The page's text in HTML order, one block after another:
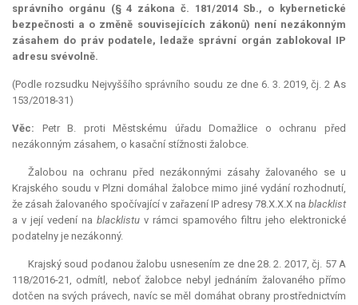
správního orgánu (§ 4 zákona č. 181/2014 Sb., o kybernetické
bezpečnosti a o změně souvisejících zákonů) není nezákonným
zásahem do práv podatele, ledaže správní orgán zablokoval IP
adresu svévolně.
(Podle rozsudku Nejvyššího správního soudu ze dne 6. 3. 2019, čj. 2 As
153/2018-31)
Věc: Petr B. proti Městskému úřadu Domažlice o ochranu před
nezákonným zásahem, o kasační stížnosti žalobce.
Žalobou na ochranu před nezákonnými zásahy žalovaného se u
Krajského soudu v Plzni domáhal žalobce mimo jiné vydání rozhodnutí,
že zásah žalovaného spočívající v zařazení IP adresy 78.X.X.X na blacklist
a v její vedení na blacklistu v rámci spamového filtru jeho elektronické
podatelny je nezákonný.
Krajský soud podanou žalobu usnesením ze dne 28. 2. 2017, čj. 57 A
118/2016-21, odmítl, neboť žalobce nebyl jednáním žalovaného přímo
dotčen na svých právech, navíc se měl domáhat obrany prostřednictvím